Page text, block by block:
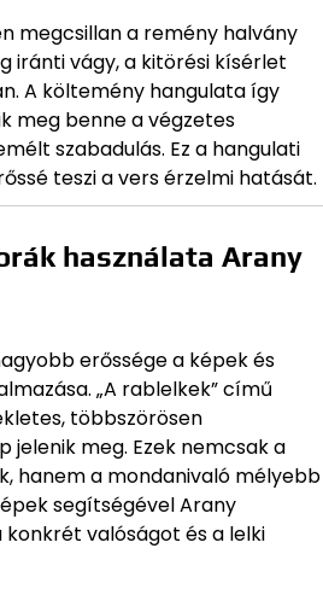
megcsillan a remény halvány
iránti vágy, a kitörési kísérlet
A költemény hangulata így
meg benne a végzetes
szabadulás. Ez a hangulati
teszi a vers érzelmi hatását.
használata Arany
erőssége a képek és
„A rablelkek” című
többszörösen
meg. Ezek nemcsak a
hanem a mondanivaló mélyebb
segítségével Arany
valóságot és a lelki